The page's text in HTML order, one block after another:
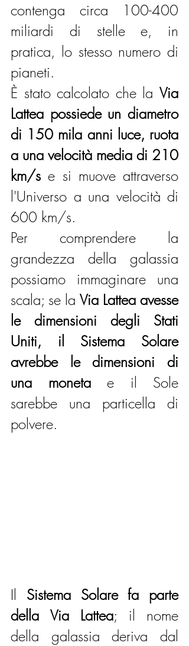
contenga circa 100-400
miliardi di stelle e, in
pratica, lo stesso numero di
pianeti.
È stato calcolato che la Via
Lattea possiede un diametro
di 150 mila anni luce, ruota
a una velocità media di 210
km/s e si muove attraverso
l'Universo a una velocità di
600 km/s.
Per comprendere la
grandezza della galassia
possiamo immaginare una
scala; se la Via Lattea avesse
le dimensioni degli Stati
Uniti, il Sistema Solare
avrebbe le dimensioni di
una moneta e il Sole
sarebbe una particella di
polvere.
Il Sistema Solare fa parte
della Via Lattea; il nome
della galassia deriva dal